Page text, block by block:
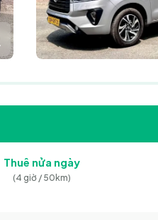
Thuê nửa ngày
(4 giờ / 50km)